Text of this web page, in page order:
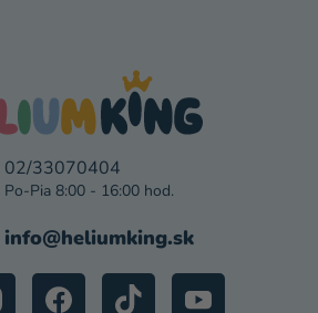
info@heliumking.sk
02/33070404